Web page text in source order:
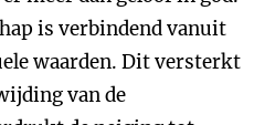
is verbindend vanuit
waarden. Dit versterkt
van de